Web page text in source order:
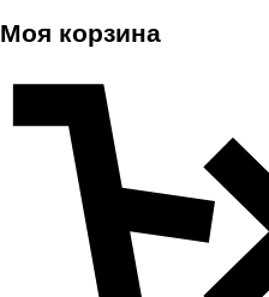
Моя корзина